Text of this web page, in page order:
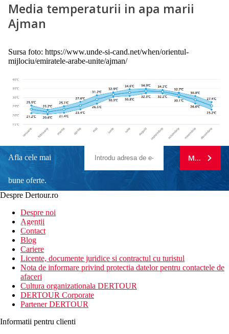
Media temperaturii in apa marii
Ajman
Sursa foto: https://www.unde-si-cand.net/when/orientul-
mijlociu/emiratele-arabe-unite/ajman/
Afla cele mai
bune oferte.
newsletter!
MA
Despre Dertour.ro
Despre noi
Agentii
Contact
Blog
Cariere
Licente, documente juridice si contractul cu turistul
Nota de informare privind protectia datelor pentru contactele de
afaceri
Cultura organizationala DERTOUR
DERTOUR Corporate
Partener DERTOUR
Informatii pentru clienti